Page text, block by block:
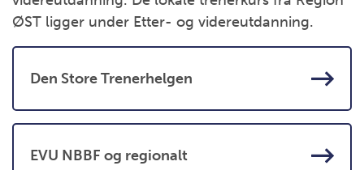
ØST ligger under Etter- og videreutdanning.
Den Store Trenerhelgen
EVU NBBF og regionalt